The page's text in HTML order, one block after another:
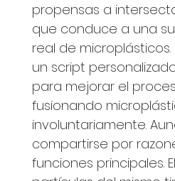
propensas a
que conduce a una
real de
un script
para mejorar el
fusionando
involuntariamente.
compartirse por
funciones principales.